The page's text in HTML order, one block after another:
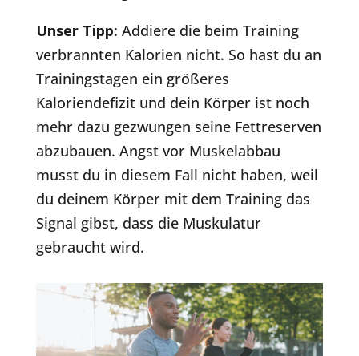
Unser Tipp: Addiere die beim Training
verbrannten Kalorien nicht. So hast du an
Trainingstagen ein größeres
Kaloriendefizit und dein Körper ist noch
mehr dazu gezwungen seine Fettreserven
abzubauen. Angst vor Muskelabbau
musst du in diesem Fall nicht haben, weil
du deinem Körper mit dem Training das
Signal gibst, dass die Muskulatur
gebraucht wird.